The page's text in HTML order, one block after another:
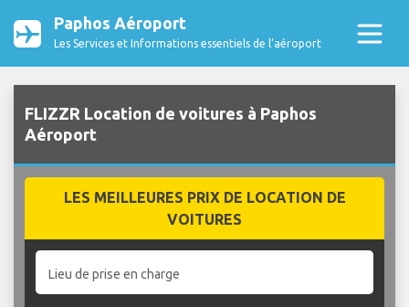
Paphos Aéroport
Les Services et Informations essentiels de l’aéroport
FLIZZR Location de voitures à Paphos
Aéroport
LES MEILLEURES PRIX DE LOCATION DE
VOITURES
Lieu de prise en charge